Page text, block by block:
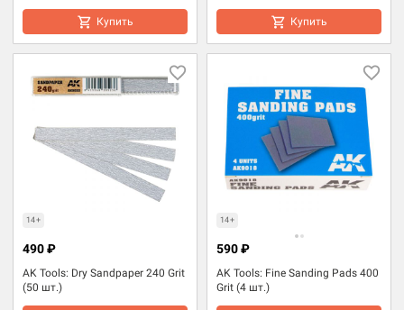
Купить Купить
14+
AK Tools: Dry Sandpaper 240 Grit
(50 шт.)
490 ₽
14+
AK Tools: Fine Sanding Pads 400
Grit (4 шт.)
590 ₽